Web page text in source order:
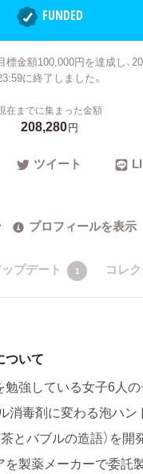
FUNDED
標金額100,000円を達成し、
に終了しました。
在までに集まった金額
208,280円
ツイート
プロフィールを表示
プデート 1 コレ
ついて
強している女子6人
消毒剤に変わる泡ハ
茶とバブルの造語）を開
を製薬メーカーで委託